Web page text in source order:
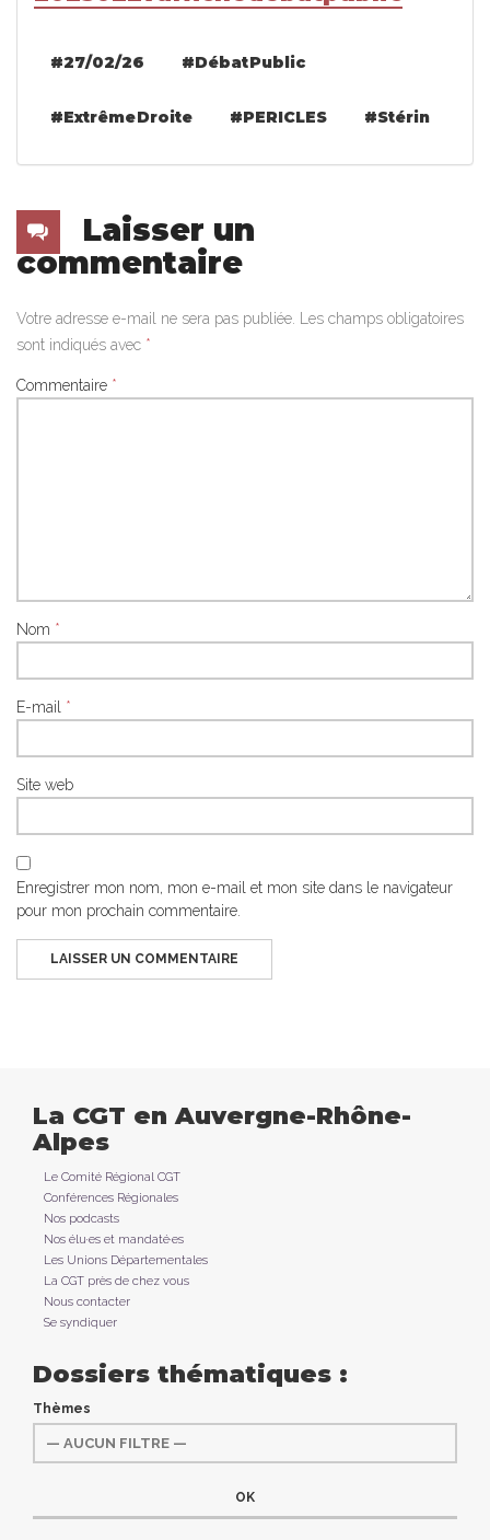
#27/02/26 #débat Public
#extrême Droite #PERICLES #Stérin
Laisser un
commentaire
Votre adresse e-mail ne sera pas publiée.
Les champs obligatoires
sont indiqués avec *
Commentaire *
Nom *
E-mail *
Site web
Enregistrer mon nom, mon e-mail et mon site dans le navigateur
pour mon prochain commentaire.
La CGT en Auvergne-Rhône-
Alpes
Le Comité Régional CGT
Conférences Régionales
Nos podcasts
Nos élu·es et mandaté·es
Les Unions Départementales
La CGT près de chez vous
Nous contacter
Se syndiquer
Dossiers thématiques :
Thèmes